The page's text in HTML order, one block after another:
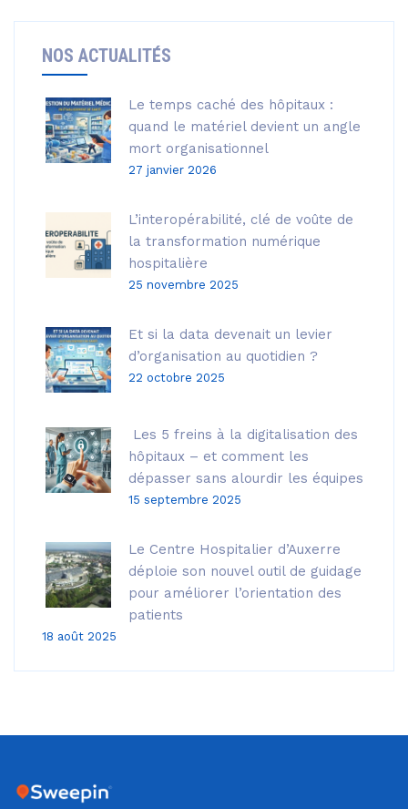
NOS ACTUALITÉS
Le temps caché des hôpitaux :
quand le matériel devient un angle
mort organisationnel
27 janvier 2026
L’interopérabilité, clé de voûte de
la transformation numérique
hospitalière
25 novembre 2025
Et si la data devenait un levier
d’organisation au quotidien ?
22 octobre 2025
Les 5 freins à la digitalisation des
hôpitaux – et comment les
dépasser sans alourdir les équipes
15 septembre 2025
Le Centre Hospitalier d’Auxerre
déploie son nouvel outil de guidage
pour améliorer l’orientation des
patients
18 août 2025